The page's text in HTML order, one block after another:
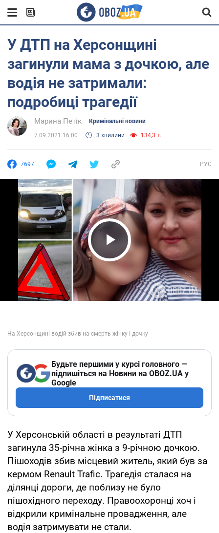
У ДТП на Херсонщині
загинули мама з дочкою, але
водія не затримали:
подробиці трагедії
Марина Петік Кримінальні новини
7.09.2021 16:00 3 хвилини 134,3 т.
7697 РУС
Play Video
Будьте першими у курсі головного —
підпишіться на Новини на OBOZ.UA у
Google
Підписатися
У Херсонській області в результаті ДТП
загинула 35-річна жінка з 9-річною дочкою.
Пішоходів збив місцевий житель, який був за
кермом Renault Trafic. Трагедія сталася на
ділянці дороги, де поблизу не було
пішохідного переходу. Правоохоронці хоч і
відкрили кримінальне провадження, але
водія затримувати не стали.